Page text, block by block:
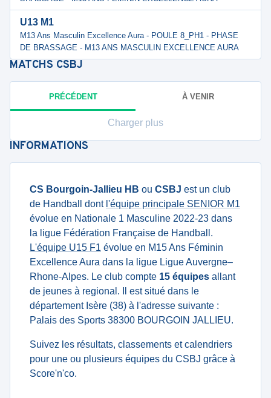
U13 M1
M13 Ans Masculin Excellence Aura - POULE 8_PH1 - PHASE
DE BRASSAGE - M13 ANS MASCULIN EXCELLENCE AURA
MATCHS CSBJ
PRÉCÉDENT À VENIR
Charger plus
INFORMATIONS
CS Bourgoin-Jallieu HB ou CSBJ est un club
de Handball dont l'équipe principale SENIOR M1
évolue en Nationale 1 Masculine 2022-23 dans
la ligue Fédération Française de Handball.
L'équipe U15 F1 évolue en M15 Ans Féminin
Excellence Aura dans la ligue Ligue Auvergne–
Rhone-Alpes. Le club compte 15 équipes allant
de jeunes à regional. Il est situé dans le
département Isère (38) à l'adresse suivante :
Palais des Sports 38300 BOURGOIN JALLIEU.
Suivez les résultats, classements et calendriers
pour une ou plusieurs équipes du CSBJ grâce à
Score'n'co.